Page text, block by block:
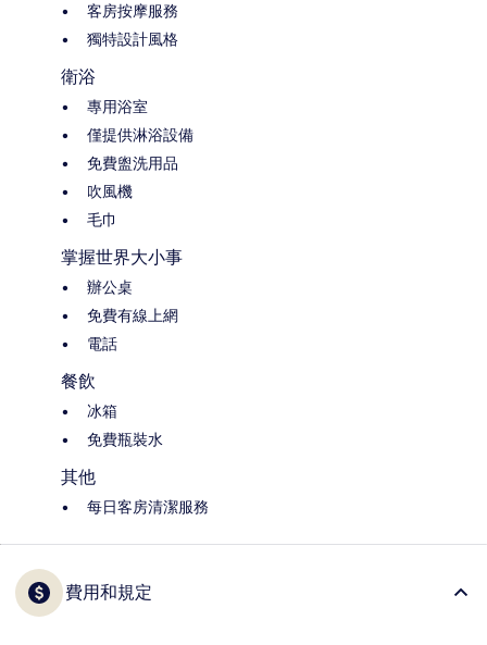
客房按摩服務
獨特設計風格
衛浴
專用浴室
僅提供淋浴設備
免費盥洗用品
吹風機
毛巾
掌握世界大小事
辦公桌
免費有線上網
電話
餐飲
冰箱
免費瓶裝水
其他
每日客房清潔服務
費用和規定